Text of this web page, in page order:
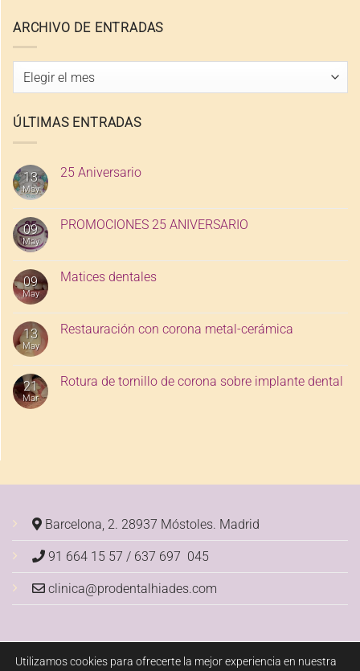
ARCHIVO DE ENTRADAS
Archivo
ÚLTIMAS ENTRADAS
13
May
25 Aniversario
09
May
PROMOCIONES 25 ANIVERSARIO
09
May
Matices dentales
13
May
Restauración con corona metal-cerámica
21
Mar
Rotura de tornillo de corona sobre implante dental
Barcelona, 2. 28937 Móstoles. Madrid
91 664 15 57 / 637 697 045
clinica@prodentalhiades.com
Utilizamos cookies para ofrecerte la mejor experiencia en nuestra